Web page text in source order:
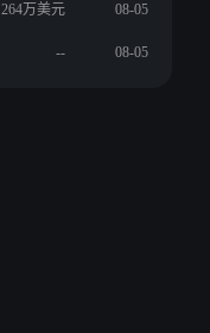
264万美元 08-05
-- 08-05